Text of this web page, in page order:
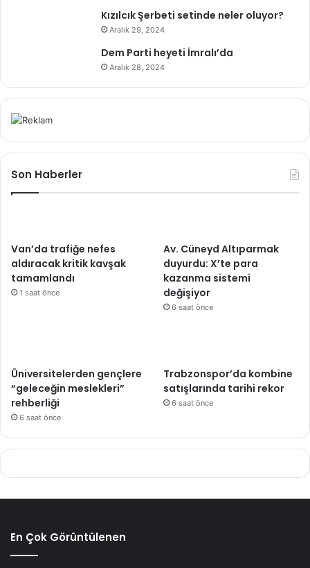
Kızılcık Şerbeti setinde neler oluyor?
Aralık 29, 2024
Dem Parti heyeti İmralı’da
Aralık 28, 2024
Son Haberler
Van’da trafiğe nefes
aldıracak kritik kavşak
tamamlandı
1 saat önce
Av. Cüneyd Altıparmak
duyurdu: X’te para
kazanma sistemi
değişiyor
6 saat önce
Üniversitelerden gençlere
“geleceğin meslekleri”
rehberliği
6 saat önce
Trabzonspor’da kombine
satışlarında tarihi rekor
6 saat önce
En Çok Görüntülenen